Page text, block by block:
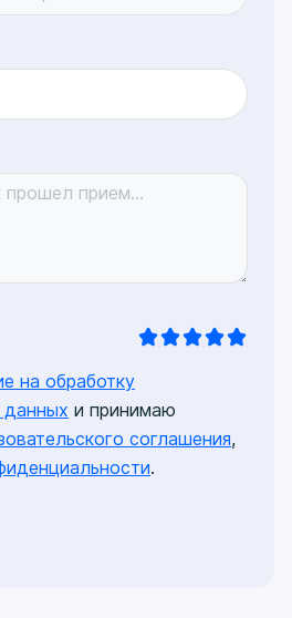
на обработку
данных и принимаю
соглашения,
.